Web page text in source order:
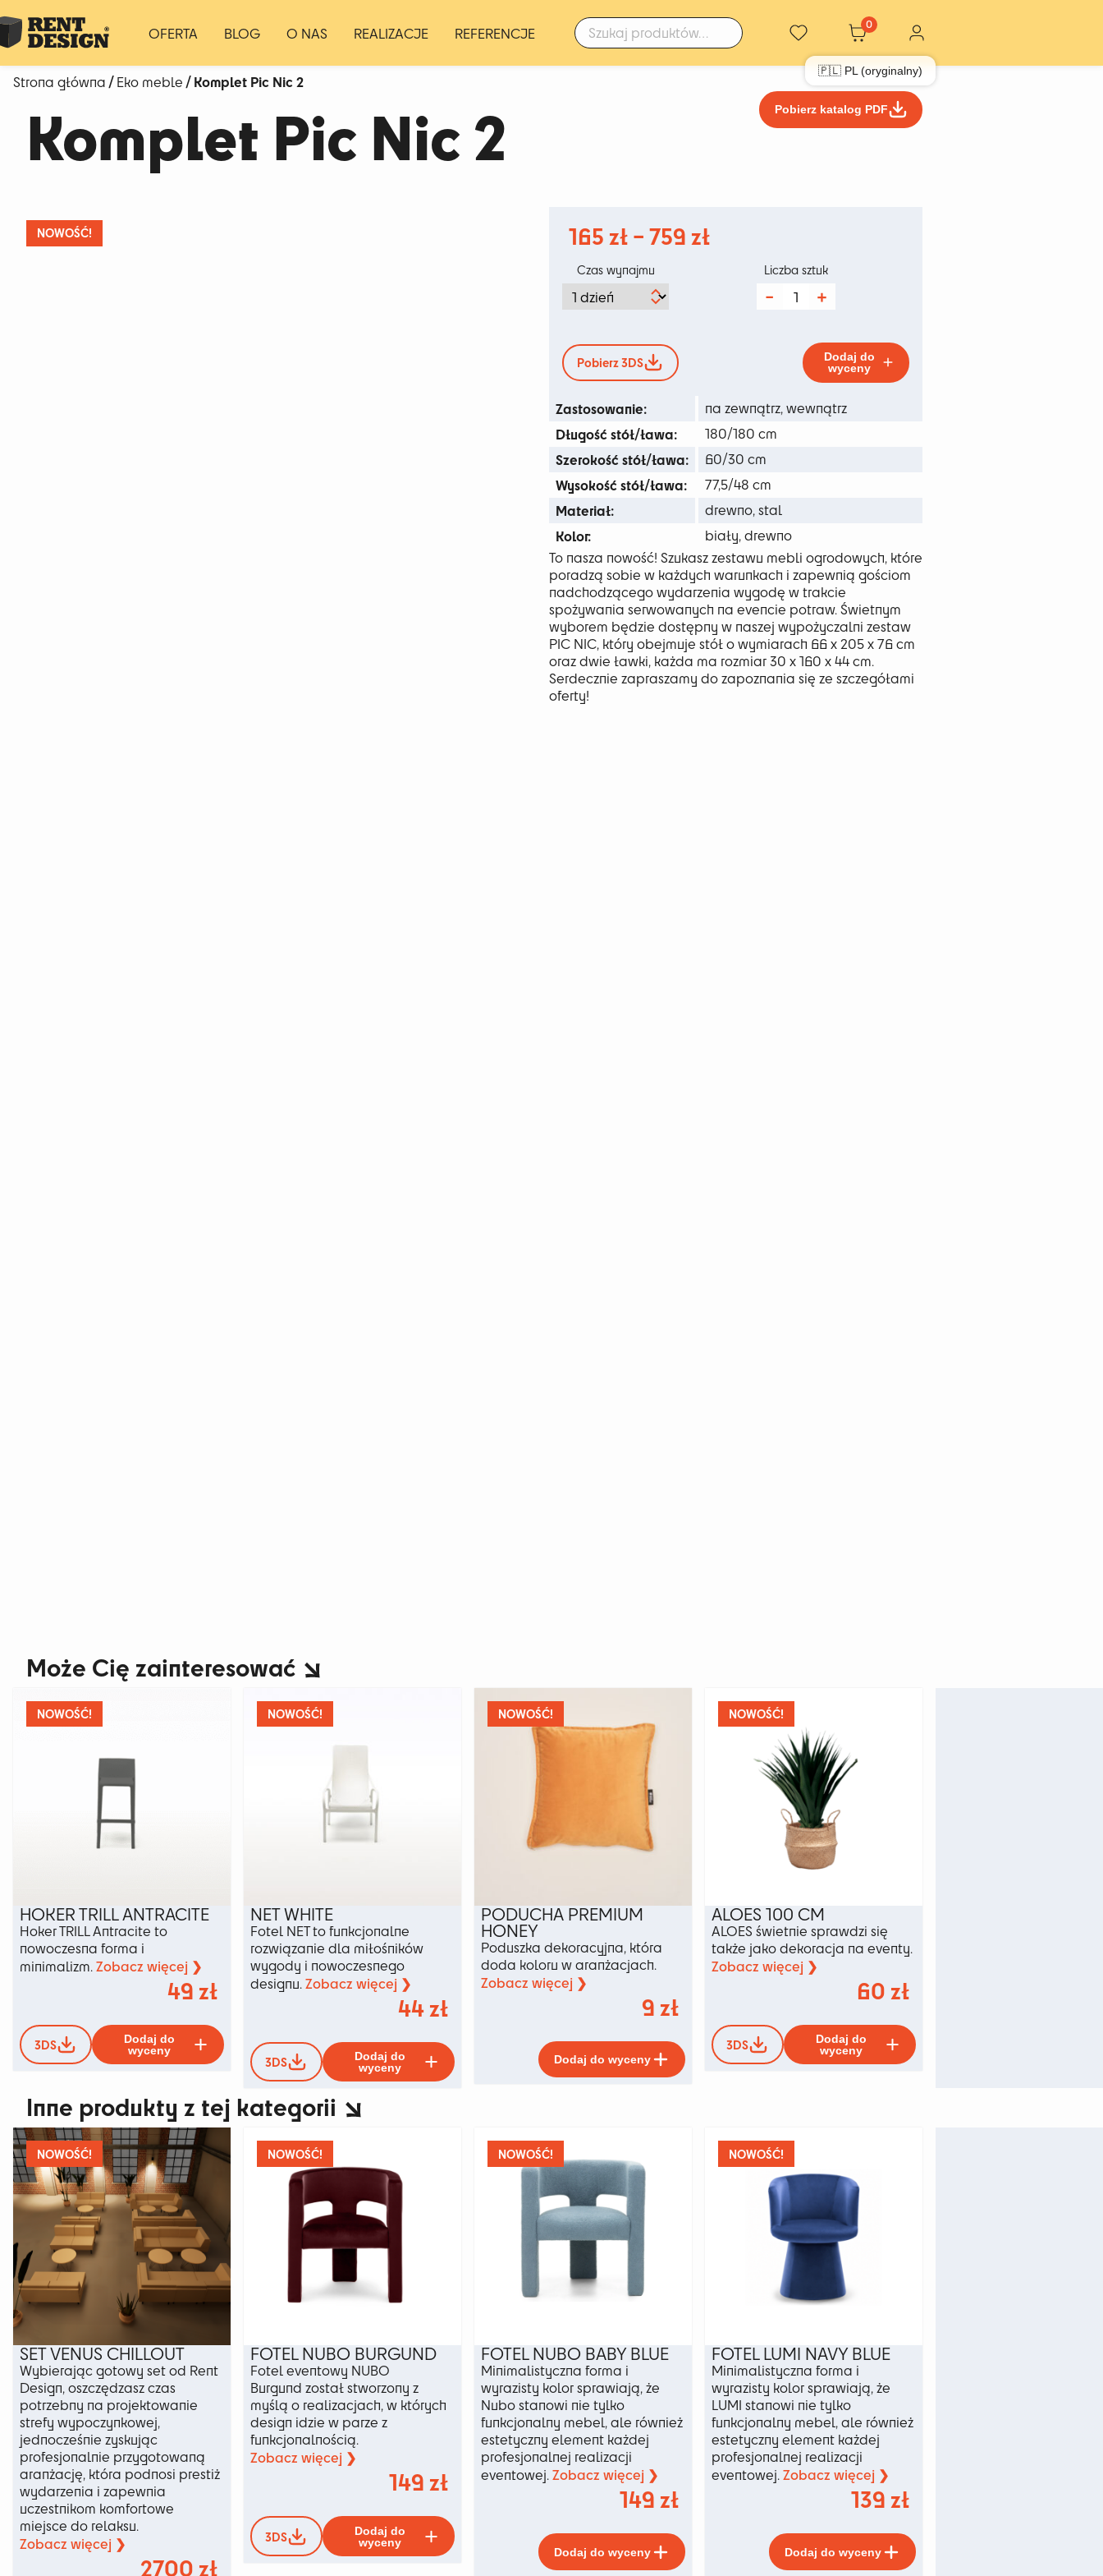
Szukaj:
OFERTA BLOG O NAS REALIZACJE REFERENCJE
0
🇵🇱 PL (oryginalny)
Strona główna/Eko meble/ Komplet Pic Nic 2
Komplet Pic Nic 2 Pobierz katalog PDF
NOWOŚĆ! 165 zł–759 złZakres
Czas wynajmu
ilość
Liczba sztuk
Pobierz 3DS
Dodaj do
wyceny
Zastosowanie: na zewnątrz, wewnątrz
Długość stół/ława: 180/180 cm
Szerokość stół/ława: 60/30 cm
Wysokość stół/ława: 77,5/48 cm
Materiał: drewno, stal
Kolor:
biały, drewno
To nasza nowość! Szukasz zestawu mebli ogrodowych, które
poradzą sobie w każdych warunkach i zapewnią gościom
nadchodzącego wydarzenia wygodę w trakcie
spożywania serwowanych na evencie potraw. Świetnym
wyborem będzie dostępny w naszej wypożyczalni zestaw
PIC NIC, który obejmuje stół o wymiarach 66 x 205 x 76 cm
oraz dwie ławki, każda ma rozmiar 30 x 160 x 44 cm.
Serdecznie zapraszamy do zapoznania się ze szczegółami
oferty!
Może Cię zainteresować
NOWOŚĆ!
HOKER TRILL ANTRACITE
Hoker TRILL Antracite to
nowoczesna forma i
minimalizm. Zobacz więcej ❯
49 zł
3DS
Dodaj do
wyceny
Ten
produkt
wariantów.
Opcje
wybrać
NOWOŚĆ!
NET WHITE
Fotel NET to funkcjonalne
rozwiązanie dla miłośników
wygody i nowoczesnego
designu. Zobacz więcej ❯
44zł
3DS
Dodaj do
wyceny
Ten
produkt
wybrać
NOWOŚĆ!
PODUCHA PREMIUM
HONEY
Poduszka dekoracyjna, która
doda koloru w aranżacjach.
Zobacz więcej ❯
9 zł
Dodaj do wyceny
Ten
produkt
wybrać
NOWOŚĆ!
ALOES 100 CM
ALOES świetnie sprawdzi się
także jako dekoracja na eventy.
Zobacz więcej ❯
60 zł
3DS
Dodaj do
wyceny
Ten
produkt
Inne produkty z tej kategorii
NOWOŚĆ!
SET VENUS CHILLOUT
Wybierając gotowy set od Rent
Design, oszczędzasz czas
potrzebny na projektowanie
strefy wypoczynkowej,
jednocześnie zyskując
profesjonalnie przygotowaną
aranżację, która podnosi prestiż
wydarzenia i zapewnia
uczestnikom komfortowe
miejsce do relaksu.
Zobacz więcej ❯
2700zł
NOWOŚĆ!
FOTEL NUBO BURGUND
Fotel eventowy NUBO
Burgund został stworzony z
myślą o realizacjach, w których
design idzie w parze z
funkcjonalnością.
Zobacz więcej ❯
149zł
3DS
Dodaj do
wyceny
Ten
produkt
NOWOŚĆ!
FOTEL NUBO BABY BLUE
Minimalistyczna forma i
wyrazisty kolor sprawiają, że
Nubo stanowi nie tylko
funkcjonalny mebel, ale również
estetyczny element każdej
profesjonalnej realizacji
eventowej.Zobacz więcej ❯
149zł
Dodaj do wyceny
Ten
produkt
NOWOŚĆ!
FOTEL LUMI NAVY BLUE
Minimalistyczna forma i
wyrazisty kolor sprawiają, że
LUMI stanowi nie tylko
funkcjonalny mebel, ale również
estetyczny element każdej
profesjonalnej realizacji
eventowej.Zobacz więcej ❯
139zł
Dodaj do wyceny
Ten
produkt